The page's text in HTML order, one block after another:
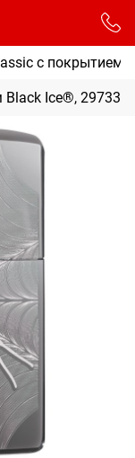
с покрытием
Ice®, 29733